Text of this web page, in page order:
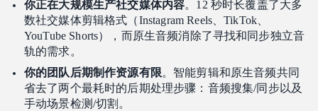
你正在大规模生产社交媒体内容。12 秒时长覆盖了大多
数社交媒体剪辑格式（Instagram Reels、TikTok、
YouTube Shorts），而原生音频消除了寻找和同步独立音
轨的需求。
你的团队后期制作资源有限。智能剪辑和原生音频共同
省去了两个最耗时的后期处理步骤：音频搜集/同步以及
手动场景检测/切割。